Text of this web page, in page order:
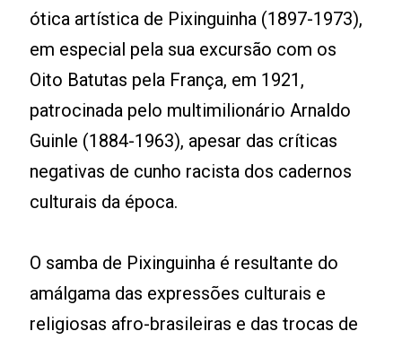
ótica artística de Pixinguinha (1897-1973),
em especial pela sua excursão com os
Oito Batutas pela França, em 1921,
patrocinada pelo multimilionário Arnaldo
Guinle (1884-1963), apesar das críticas
negativas de cunho racista dos cadernos
culturais da época.
O samba de Pixinguinha é resultante do
amálgama das expressões culturais e
religiosas afro-brasileiras e das trocas de